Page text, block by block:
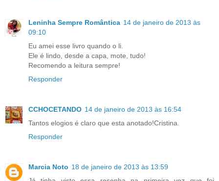
Leninha Sempre Romântica 14 de janeiro de 2013 às
09:10
Eu amei esse livro quando o li.
Ele é lindo, desde a capa, mote, tudo!
Recomendo a leitura sempre!
Responder
CCHOCETANDO 14 de janeiro de 2013 às 16:54
Tantos elogios é claro que esta anotado!Cristina.
Responder
Marcia Noto 18 de janeiro de 2013 às 13:59